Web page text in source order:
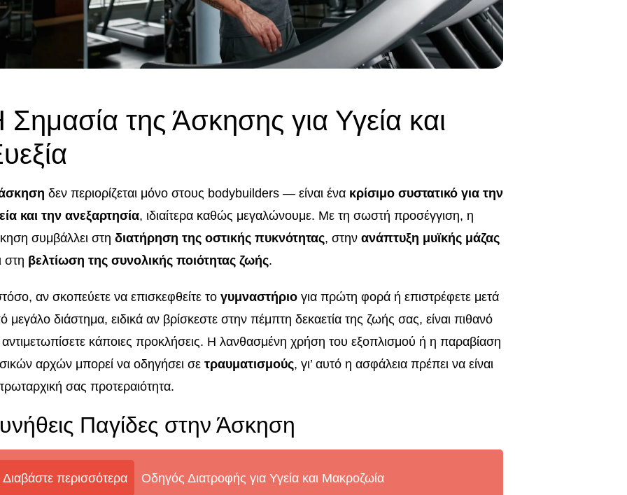
Σημασία της Άσκησης για Υγεία και
δεν περιορίζεται μόνο στους bodybuilders — είναι ένα κρίσιμο συστατικό για την
και την ανεξαρτησία, ιδιαίτερα καθώς μεγαλώνουμε. Με τη σωστή προσέγγιση, η
συμβάλλει στηδιατήρηση της οστικής πυκνότητας, στηνανάπτυξη μυϊκής μάζας
στη βελτίωση της συνολικής ποιότητας ζωής.
αν σκοπεύετε να επισκεφθείτε τογυμναστήριο για πρώτη φορά ή επιστρέφετε μετά
μεγάλο διάστημα, ειδικά αν βρίσκεστε στην πέμπτη δεκαετία της ζωής σας, είναι πιθανό
κάποιες προκλήσεις. Η λανθασμένη χρήση του εξοπλισμού ή η παραβίαση
αρχών μπορεί να οδηγήσει σετραυματισμούς, γι’ αυτό η ασφάλεια πρέπει να είναι
σας προτεραιότητα.
Παγίδες στην Άσκηση
Διαβάστε περισσότερα Οδηγός Διατροφής για Υγεία και Μακροζωία